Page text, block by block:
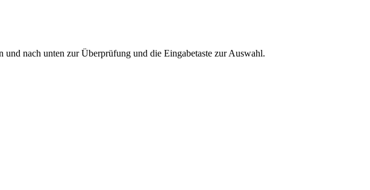
nach unten zur Überprüfung und die Eingabetaste zur Auswahl.